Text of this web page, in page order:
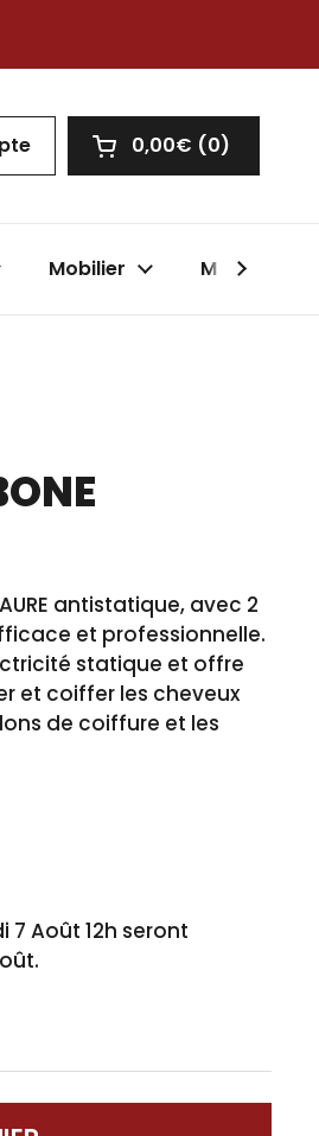
Ouvrir le panier
0,00€ 0
Mobilier Marques
antistatique, avec 2
et professionnelle.
statique et offre
et coiffer les cheveux
de coiffure et les
Août 12h seront